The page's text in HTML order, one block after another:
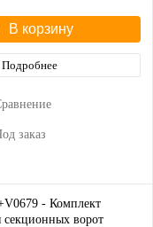
В корзину
Подробнее
заказ
- Комплект
секционных ворот